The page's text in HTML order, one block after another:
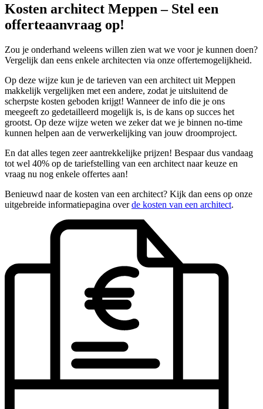
Kosten architect Meppen – Stel een
offerteaanvraag op!
Zou je onderhand weleens willen zien wat we voor je kunnen doen?
Vergelijk dan eens enkele architecten via onze offertemogelijkheid.
Op deze wijze kun je de tarieven van een architect uit Meppen
makkelijk vergelijken met een andere, zodat je uitsluitend de
scherpste kosten geboden krijgt! Wanneer de info die je ons
meegeeft zo gedetailleerd mogelijk is, is de kans op succes het
grootst. Op deze wijze weten we zeker dat we je binnen no-time
kunnen helpen aan de verwerkelijking van jouw droomproject.
En dat alles tegen zeer aantrekkelijke prijzen! Bespaar dus vandaag
tot wel 40% op de tariefstelling van een architect naar keuze en
vraag nu nog enkele offertes aan!
Benieuwd naar de kosten van een architect? Kijk dan eens op onze
uitgebreide informatiepagina overde kosten van een architect.